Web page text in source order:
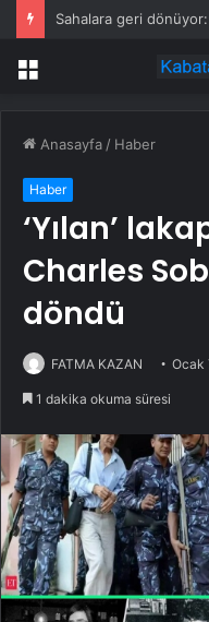
Menü
Anasayfa / Haber
Haber
‘Yılan’
Charles
döndü
FATMA KAZAN Ocak
1 dakika okuma süresi